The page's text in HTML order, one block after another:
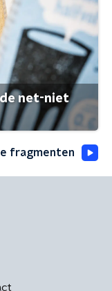
net-niet
fragmenten